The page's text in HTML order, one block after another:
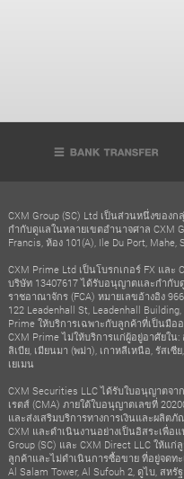
CXM Group (SC) Ltd เป็นส่วนหนึ่งของ
กำกับดูแลในหลายเขตอำนาจศาล CXM
Francis, ห้อง 101(A), Ile Du Port,
CXM Prime Ltd เป็นโบรกเกอร์ FX และ
บริษัท 13407617 ได้รับอนุญาตและกำกั
ราชอาณาจักร (FCA) หมายเลขอ้างอิง
122 Leadenhall St, Leadenhall
Prime ให้บริการเฉพาะกับลูกค้าที่เป็นมื
CXM Prime ไม่ให้บริการแก่ผู้อยู่อาศัยใน
ลิเบีย, เมียนมา (พม่า), เกาหลีเหนือ, รัสเ
เยเมน
CXM Securities LLC ได้รับใบอนุญาตจ
เรตส์ (CMA) ภายใต้ใบอนุญาตเลขที่
และส่งเสริมบริการทางการเงินและผลิ
CXM และดำเนินงานอย่างเป็นอิสระเพื่
Group (SC) และ CXM Direct LLC ให้แ
ลูกค้าและไม่ดำเนินการซื้อขาย ที่อยู่จดท
Al Salam Tower, Al Sufouh 2, ดูไบ, สหรั